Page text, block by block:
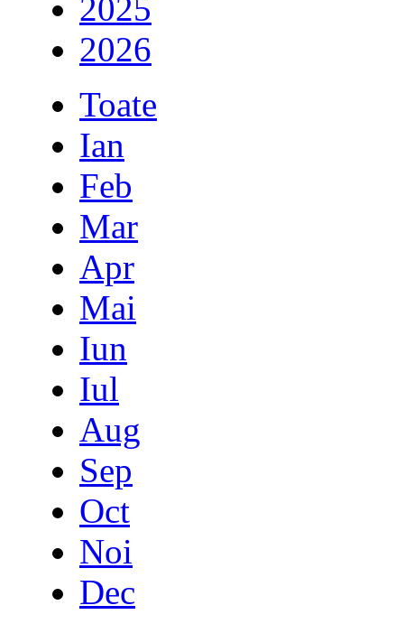
2025
2026
Toate
Ian
Feb
Mar
Apr
Mai
Iun
Iul
Aug
Sep
Oct
Noi
Dec